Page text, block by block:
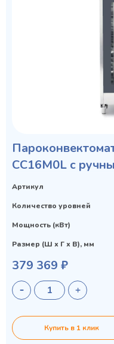
CC16M0L с
Артикул
Количество уровней
Мощность (кВт)
Размер (Ш х Г х В), мм
379 369 ₽
Купить в 1 клик